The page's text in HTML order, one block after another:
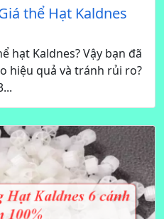
thể Hạt Kaldnes
hạt Kaldnes? Vậy bạn đã
hiệu quả và tránh rủi ro?